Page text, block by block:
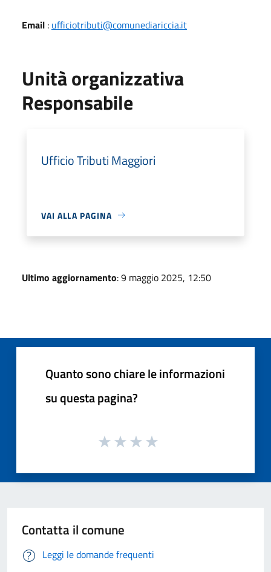
Email : ufficiotributi@comunediariccia.it
Unità organizzativa
Responsabile
Ufficio Tributi Maggiori
VAI ALLA PAGINA
Ultimo aggiornamento: 9 maggio 2025, 12:50
Quanto sono chiare le informazioni
su questa pagina?
Contatta il comune
Leggi le domande frequenti